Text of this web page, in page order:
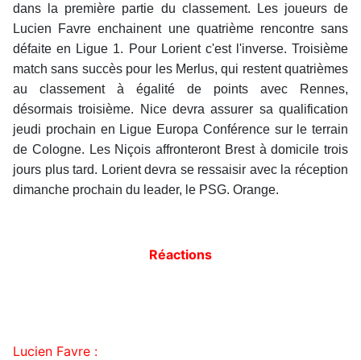
dans la première partie du classement. Les joueurs de
Lucien Favre enchainent une quatrième rencontre sans
défaite en Ligue 1. Pour Lorient c'est l'inverse. Troisième
match sans succès pour les Merlus, qui restent quatrièmes
au classement à égalité de points avec Rennes,
désormais troisième. Nice devra assurer sa qualification
jeudi prochain en Ligue Europa Conférence sur le terrain
de Cologne. Les Niçois affronteront Brest à domicile trois
jours plus tard. Lorient devra se ressaisir avec la réception
dimanche prochain du leader, le PSG. Orange.
Réactions
Lucien Favre :